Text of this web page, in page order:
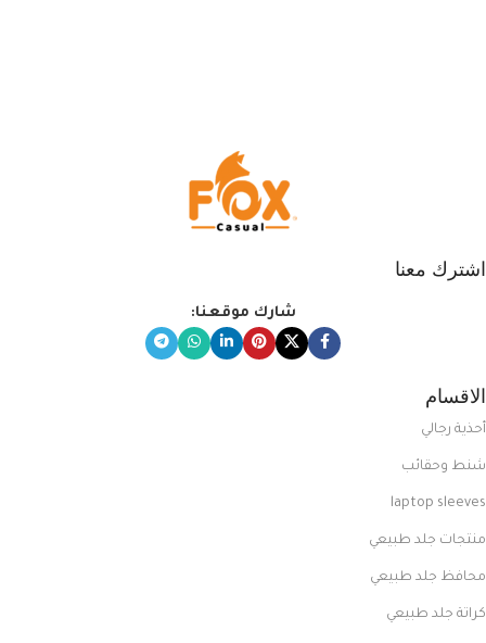
اشترك معنا
شارك موقعنا:
الاقسام
أحذية رجالي
شنط وحقائب
laptop sleeves
منتجات جلد طبيعي
محافظ جلد طبيعي
كراتة جلد طبيعي